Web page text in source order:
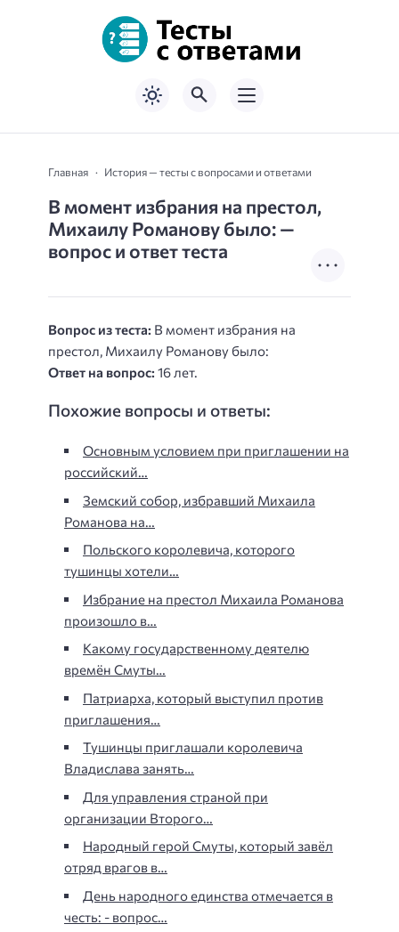
Главная История — тесты с вопросами и ответами
В момент избрания на престол,
Михаилу Романову было: —
вопрос и ответ теста
Вопрос из теста: В момент избрания на
престол, Михаилу Романову было:
Ответ на вопрос: 16 лет.
Похожие вопросы и ответы:
Основным условием при приглашении на
российский…
Земский собор, избравший Михаила
Романова на…
Польского королевича, которого
тушинцы хотели…
Избрание на престол Михаила Романова
произошло в…
Какому государственному деятелю
времён Смуты…
Патриарха, который выступил против
приглашения…
Тушинцы приглашали королевича
Владислава занять…
Для управления страной при
организации Второго…
Народный герой Смуты, который завёл
отряд врагов в…
День народного единства отмечается в
честь: - вопрос…